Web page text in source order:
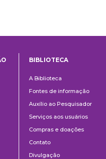
BIBLIOTECA
A Biblioteca
Fontes de informação
Auxílio ao Pesquisador
Serviços aos usuários
Compras e doações
Contato
Divulgação